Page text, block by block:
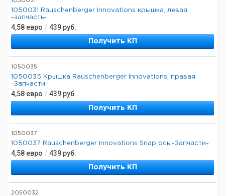
1050031 Rauschenberger Innovations крышка, левая
-запчасть-
4,58 евро / 439 руб.
Получить КП
1050035
1050035 Крышка Rauschenberger Innovations, правая
-Запчасти-
4,58 евро / 439 руб.
Получить КП
1050037
1050037 Rauschenberger Innovations Snap ось -Запчасти-
4,58 евро / 439 руб.
Получить КП
2050032